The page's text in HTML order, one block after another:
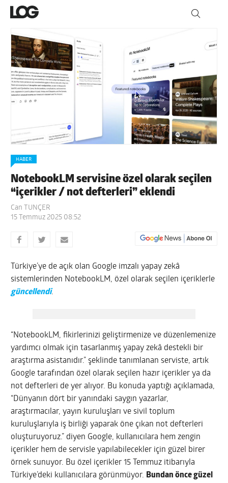
HABER
NotebookLM servisine özel olarak seçilen
“içerikler / not defterleri” eklendi
Can TUNÇER
15 Temmuz 2025 08:52
Türkiye’ye de açık olan Google imzalı yapay zekâ
sistemlerinden NotebookLM, özel olarak seçilen içeriklerle
güncellendi.
“NotebookLM, fikirlerinizi geliştirmenize ve düzenlemenize
yardımcı olmak için tasarlanmış yapay zekâ destekli bir
araştırma asistanıdır.” şeklinde tanımlanan serviste, artık
Google tarafından özel olarak seçilen hazır içerikler ya da
not defterleri de yer alıyor. Bu konuda yaptığı açıklamada,
“Dünyanın dört bir yanındaki saygın yazarlar,
araştırmacılar, yayın kuruluşları ve sivil toplum
kuruluşlarıyla iş birliği yaparak öne çıkan not defterleri
oluşturuyoruz.” diyen Google, kullanıcılara hem zengin
içerikler hem de servisle yapılabilecekler için güzel birer
örnek sunuyor. Bu özel içerikler 15 Temmuz itibarıyla
Türkiye’deki kullanıcılara görünmüyor. Bundan önce güzel